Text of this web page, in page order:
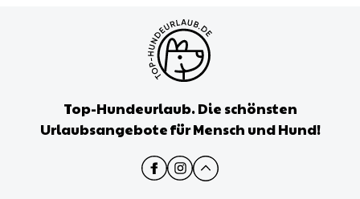
Top-Hundeurlaub. Die schönsten
Urlaubsangebote für Mensch und Hund!